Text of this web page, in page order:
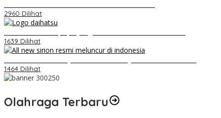
2960 Dilihat
1639 Dilihat
1464 Dilihat
Olahraga Terbaru